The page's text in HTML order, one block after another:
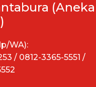
(Aneka
WA):
/ 0812-3365-5551 /